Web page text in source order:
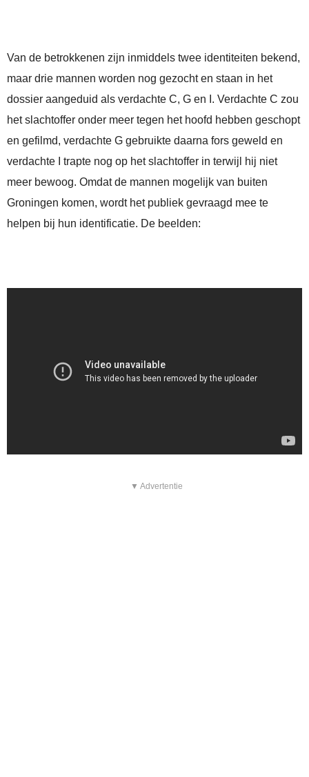
Van de betrokkenen zijn inmiddels twee identiteiten bekend,
maar drie mannen worden nog gezocht en staan in het
dossier aangeduid als verdachte C, G en I. Verdachte C zou
het slachtoffer onder meer tegen het hoofd hebben geschopt
en gefilmd, verdachte G gebruikte daarna fors geweld en
verdachte I trapte nog op het slachtoffer in terwijl hij niet
meer bewoog. Omdat de mannen mogelijk van buiten
Groningen komen, wordt het publiek gevraagd mee te
helpen bij hun identificatie. De beelden:
▼ Advertentie